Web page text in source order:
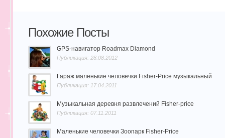
Похожие Посты
GPS-навигатор Roadmax Diamond
Публикация: 28.08.2012
Гараж маленькие человечки Fisher-Price музыкальный
Публикация: 17.04.2011
Музыкальная деревня развлечений Fisher-price
Публикация: 07.11.2011
Маленькие человечки Зоопарк Fisher-Price